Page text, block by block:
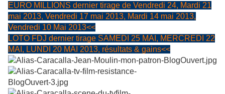
EURO MILLIONS dernier tirage de Vendredi 24, Mardi 21
mai 2013, Vendredi 17 mai 2013, Mardi 14 mai 2013,
Vendredi 10 Mai 2013<<
LOTO FDJ dernier tirage SAMEDI 25 MAI, MERCREDI 22
MAI, LUNDI 20 MAI 2013, résultats & gains<<